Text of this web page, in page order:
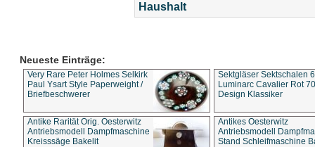
Haushalt
Neueste Einträge:
Very Rare Peter Holmes Selkirk
Paul Ysart Style Paperweight /
Briefbeschwerer
Sektgläser Sektschalen
Luminarc Cavalier Rot
Design Klassiker
Antike Rarität Orig. Oesterwitz
Antriebsmodell Dampfmaschine
Kreisssäge Bakelit
Antikes Oesterwitz
Antriebsmodell
Stand Schleifmaschine